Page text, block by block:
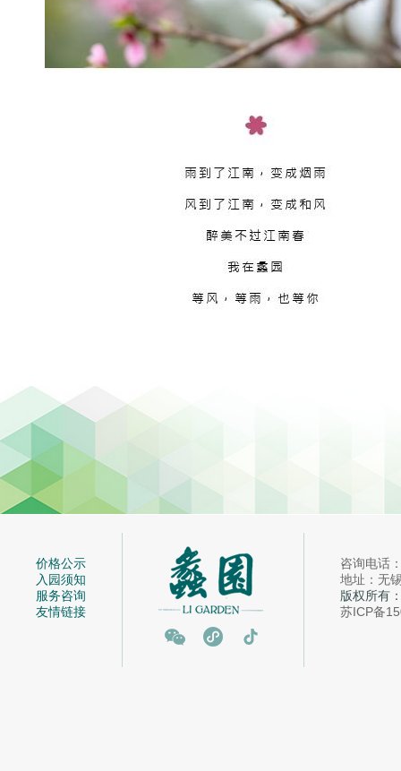
价格公示
入园须知
服务咨询
友情链接
咨询电话
地址：无
版权所有
苏ICP备